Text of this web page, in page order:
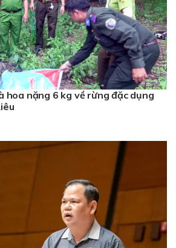
hoa nặng 6 kg về rừng đặc dụng